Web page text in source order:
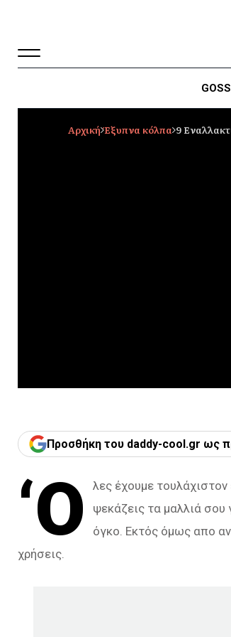
Αρχική Έξυπνα κόλπα 9
Προσθήκη του daddy-cool.gr ως
‘Ο
λες έχουμε
ψεκάζεις τα μαλλιά σου
όγκο. Εκτός όμως απο
χρήσεις.